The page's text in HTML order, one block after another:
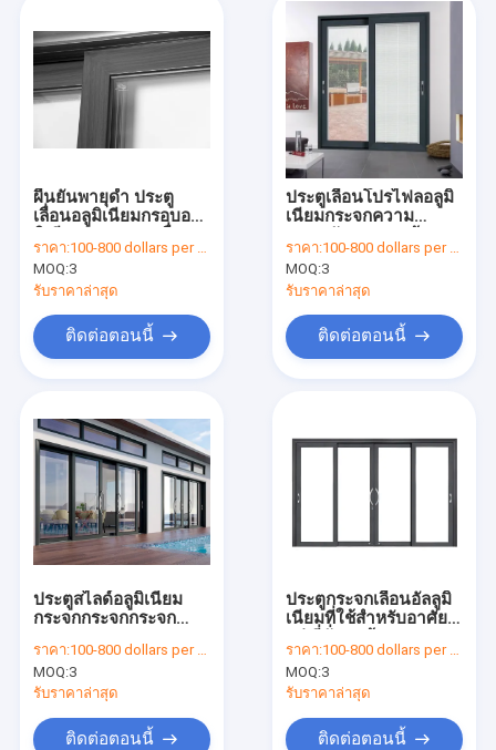
ผืนยันพายุดํา ประตู
เลื่อนอลูมิเนียมกรอบอลู
อลูมิเนียม
ราคา:100-800 dollars per set
MOQ:3
รับราคาล่าสุด
ติดต่อตอนนี้
ประตูเลื่อนโปรไฟลอลูมิ
เนียมกระจกความ
อุปกรณ์ประกอบด้วย
ราคา:100-800 dollars per set
MOQ:3
รับราคาล่าสุด
ติดต่อตอนนี้
ประตูสไลด์อลูมิเนียม
กระจกกระจกกระจก
ราคา:100-800 dollars per set
MOQ:3
รับราคาล่าสุด
ติดต่อตอนนี้
ประตูกระจกเลื่อนอัลลูมิ
เนียมที่ใช้สําหรับอาศัย
แหลม
ราคา:100-800 dollars per set
MOQ:3
รับราคาล่าสุด
ติดต่อตอนนี้